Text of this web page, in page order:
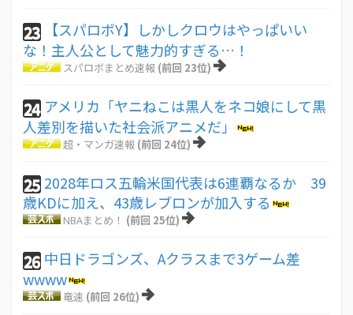
23
【スパロボY】しかしクロウはやっぱいい
な！主人公として魅力的すぎる…！
スパロボまとめ速報 (前回 23位)
24 アメリカ「ヤニねこは黒人をネコ娘にして黒
人差別を描いた社会派アニメだ」
超・マンガ速報 (前回 24位)
25 2028年ロス五輪米国代表は6連覇なるか 39
歳KDに加え、43歳レブロンが加入する
NBAまとめ！ (前回 25位)
26 中日ドラゴンズ、Aクラスまで3ゲーム差
wwww
竜速 (前回 26位)